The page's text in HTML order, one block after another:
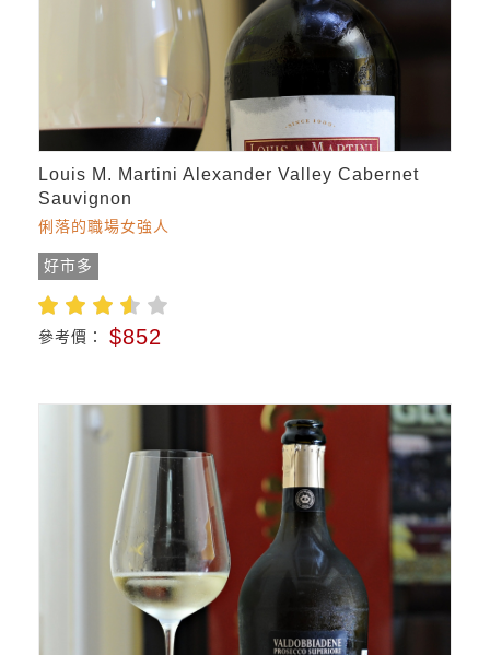
Louis M. Martini Alexander Valley Cabernet
Sauvignon
俐落的職場女強人
好市多
參考價： $852